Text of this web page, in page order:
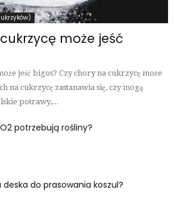
może jeść
jeść bigos? Czy chory na cukrzycę może
na cukrzycę zastanawia się, czy mogą
potrawy,...
potrzebują rośliny?
deska do prasowania koszul?